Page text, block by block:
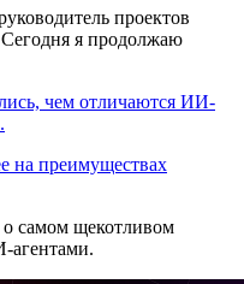
проектов
я продолжаю
чем отличаются ИИ-
на преимуществах
самом щекотливом
агентами.